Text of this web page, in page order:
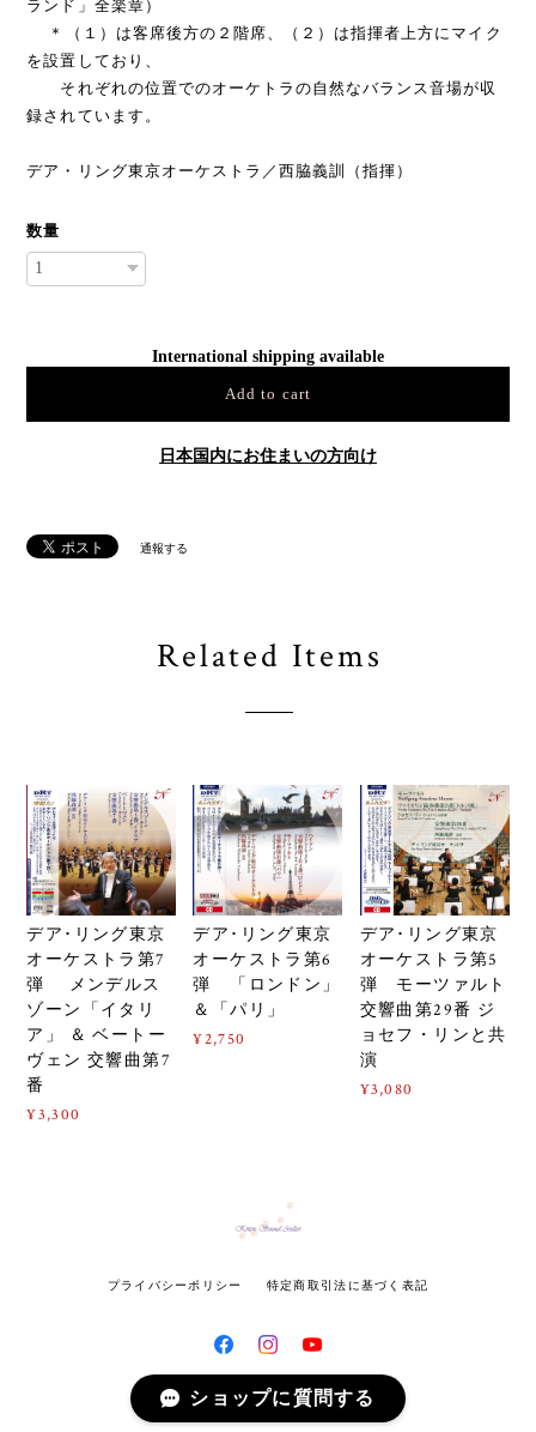
ランド」全楽章）
＊（１）は客席後方の２階席、（２）は指揮者上方にマイク
を設置しており、
それぞれの位置でのオーケトラの自然なバランス音場が収
録されています。
デア・リング東京オーケストラ／西脇義訓（指揮）
数量
International shipping available
Add to cart
日本国内にお住まいの方向け
通報する
Related Items
デア･リング東京
オーケストラ第7
弾 メンデルス
ゾーン「イタリ
ア」 ＆ ベートー
ヴェン 交響曲第7
番
¥3,300
デア･リング東京
オーケストラ第6
弾 「ロンドン」
＆「パリ」
¥2,750
デア･リング東京
オーケストラ第5
弾 モーツァルト
交響曲第29番 ジ
ョセフ・リンと共
演
¥3,080
プライバシーポリシー 特定商取引法に基づく表記
© Kitten Sound Atelier All rights reserved.
ショップに質問する